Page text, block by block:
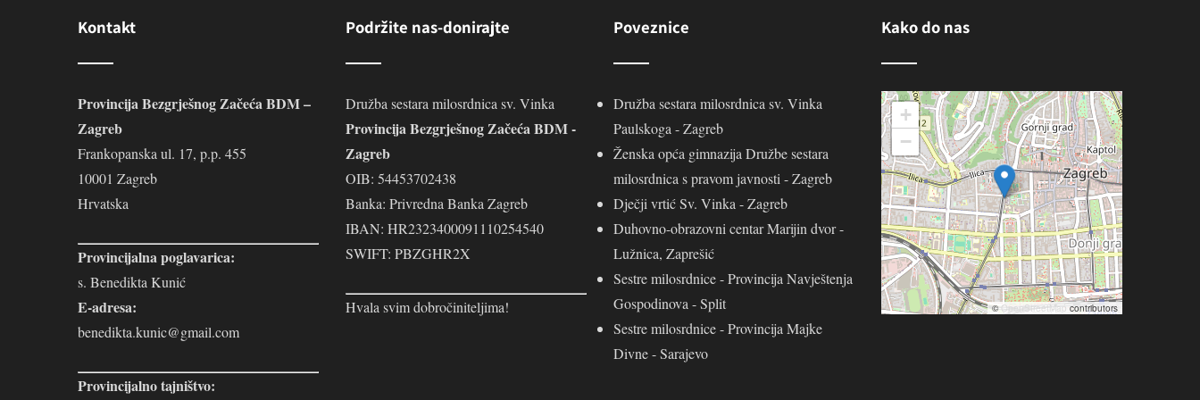
Kontakt
Provincija Bezgrješnog Začeća BDM –
Zagreb
Frankopanska ul. 17, p.p. 455
10001 Zagreb
Hrvatska
Provincijalna poglavarica:
s. Benedikta Kunić
E-adresa:
benedikta.kunic@gmail.com
Provincijalno tajništvo:
Podržite nas-donirajte
Družba sestara milosrdnica sv. Vinka
Provincija Bezgrješnog Začeća BDM -
Zagreb
OIB: 54453702438
Banka: Privredna Banka Zagreb
IBAN: HR2323400091110254540
SWIFT: PBZGHR2X
Hvala svim dobročiniteljima!
Poveznice
Družba sestara milosrdnica sv. Vinka
Paulskoga - Zagreb
Ženska opća gimnazija Družbe sestara
milosrdnica s pravom javnosti - Zagreb
Dječji vrtić Sv. Vinka - Zagreb
Duhovno-obrazovni centar Marijin dvor -
Lužnica, Zaprešić
Sestre milosrdnice - Provincija Navještenja
Gospodinova - Split
Sestre milosrdnice - Provincija Majke
Divne - Sarajevo
Kako do nas
+
−
©OpenStreetMapcontributors